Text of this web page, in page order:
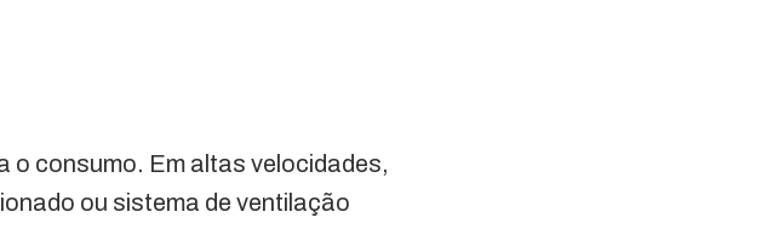
o consumo. Em altas velocidades,
ou sistema de ventilação